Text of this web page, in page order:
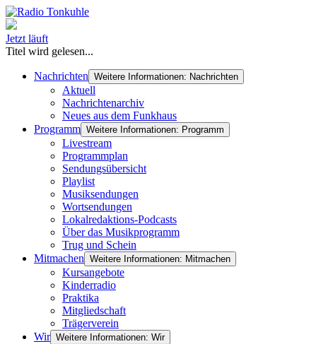
Jetzt läuft
Titel wird gelesen...
Nachrichten Weitere Informationen: Nachrichten
Aktuell
Nachrichtenarchiv
Neues aus dem Funkhaus
Programm Weitere Informationen: Programm
Livestream
Programmplan
Sendungsübersicht
Playlist
Musiksendungen
Wortsendungen
Lokalredaktions-Podcasts
Über das Musikprogramm
Trug und Schein
Mitmachen Weitere Informationen: Mitmachen
Kursangebote
Kinderradio
Praktika
Mitgliedschaft
Trägerverein
Wir Weitere Informationen: Wir